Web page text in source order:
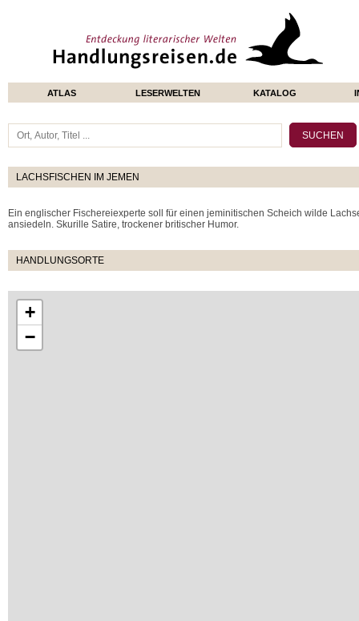
ATLAS LESERWELTEN KATALOG
LACHSFISCHEN IM JEMEN
Ein englischer Fischereiexperte soll für einen jeminitischen Scheich wilde
ansiedeln. Skurille Satire, trockener britischer Humor.
HANDLUNGSORTE
+
−